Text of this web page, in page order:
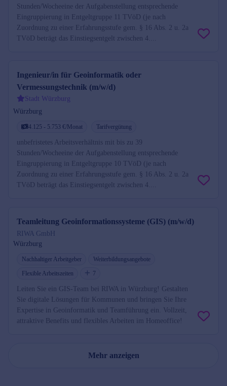
Stunden/Wocheeine der Aufgabenstellung entsprechende
Eingruppierung in Entgeltgruppe 11 TVöD (je nach
Zuordnung zu einer Erfahrungsstufe gem. § 16 Abs. 2 u. 2a
TVöD beträgt das Einstiegsentgelt zwischen 4....
Ingenieur/in für Geoinformatik oder
Vermessungstechnik (m/w/d)
Stadt Würzburg
Würzburg
4.125 - 5.753 €/Monat Tarifvergütung
unbefristetes Arbeitsverhältnis mit bis zu 39
Stunden/Wocheeine der Aufgabenstellung entsprechende
Eingruppierung in Entgeltgruppe 10 TVöD (je nach
Zuordnung zu einer Erfahrungsstufe gem. § 16 Abs. 2 u. 2a
TVöD beträgt das Einstiegsentgelt zwischen 4....
Teamleitung Geoinformationssysteme (GIS) (m/w/d)
RIWA GmbH
Würzburg
Nachhaltiger Arbeitgeber
Weiterbildungsangebote
Flexible Arbeitszeiten
7
Leiten Sie ein GIS-Team bei RIWA in Würzburg! Gestalten
Sie digitale Lösungen für Kommunen und bringen Sie Ihre
Expertise in Geoinformatik und Teamführung ein. Vollzeit,
attraktive Benefits und flexibles Arbeiten im Homeoffice!
Mehr anzeigen